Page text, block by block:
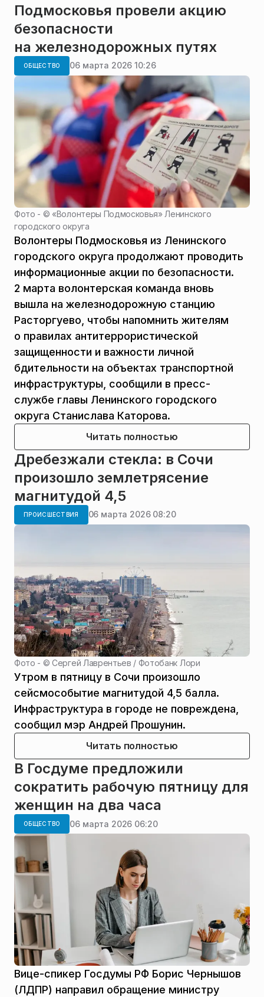
Подмосковья провели акцию
безопасности
на железнодорожных путях
ОБЩЕСТВО 06 марта 2026 10:26
Фото - © «Волонтеры Подмосковья» Ленинского
городского округа
Волонтеры Подмосковья из Ленинского
городского округа продолжают проводить
информационные акции по безопасности.
2 марта волонтерская команда вновь
вышла на железнодорожную станцию
Расторгуево, чтобы напомнить жителям
о правилах антитеррористической
защищенности и важности личной
бдительности на объектах транспортной
инфраструктуры, сообщили в пресс-
службе главы Ленинского городского
округа Станислава Каторова.
Читать полностью
Дребезжали стекла: в Сочи
произошло землетрясение
магнитудой 4,5
ПРОИСШЕСТВИЯ 06 марта 2026 08:20
Фото - ©Сергей Лаврентьев / Фотобанк Лори
Утром в пятницу в Сочи произошло
сейсмособытие магнитудой 4,5 балла.
Инфраструктура в городе не повреждена,
сообщил мэр Андрей Прошунин.
Читать полностью
В Госдуме предложили
сократить рабочую пятницу для
женщин на два часа
ОБЩЕСТВО 06 марта 2026 06:20
Вице-спикер Госдумы РФ Борис Чернышов
(ЛДПР) направил обращение министру